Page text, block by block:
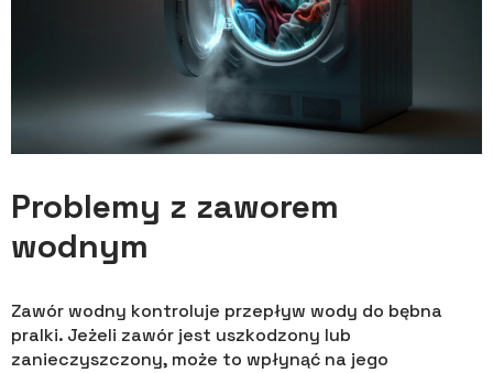
Problemy z zaworem
wodnym
Zawór wodny kontroluje przepływ wody do bębna
pralki. Jeżeli zawór jest uszkodzony lub
zanieczyszczony, może to wpłynąć na jego